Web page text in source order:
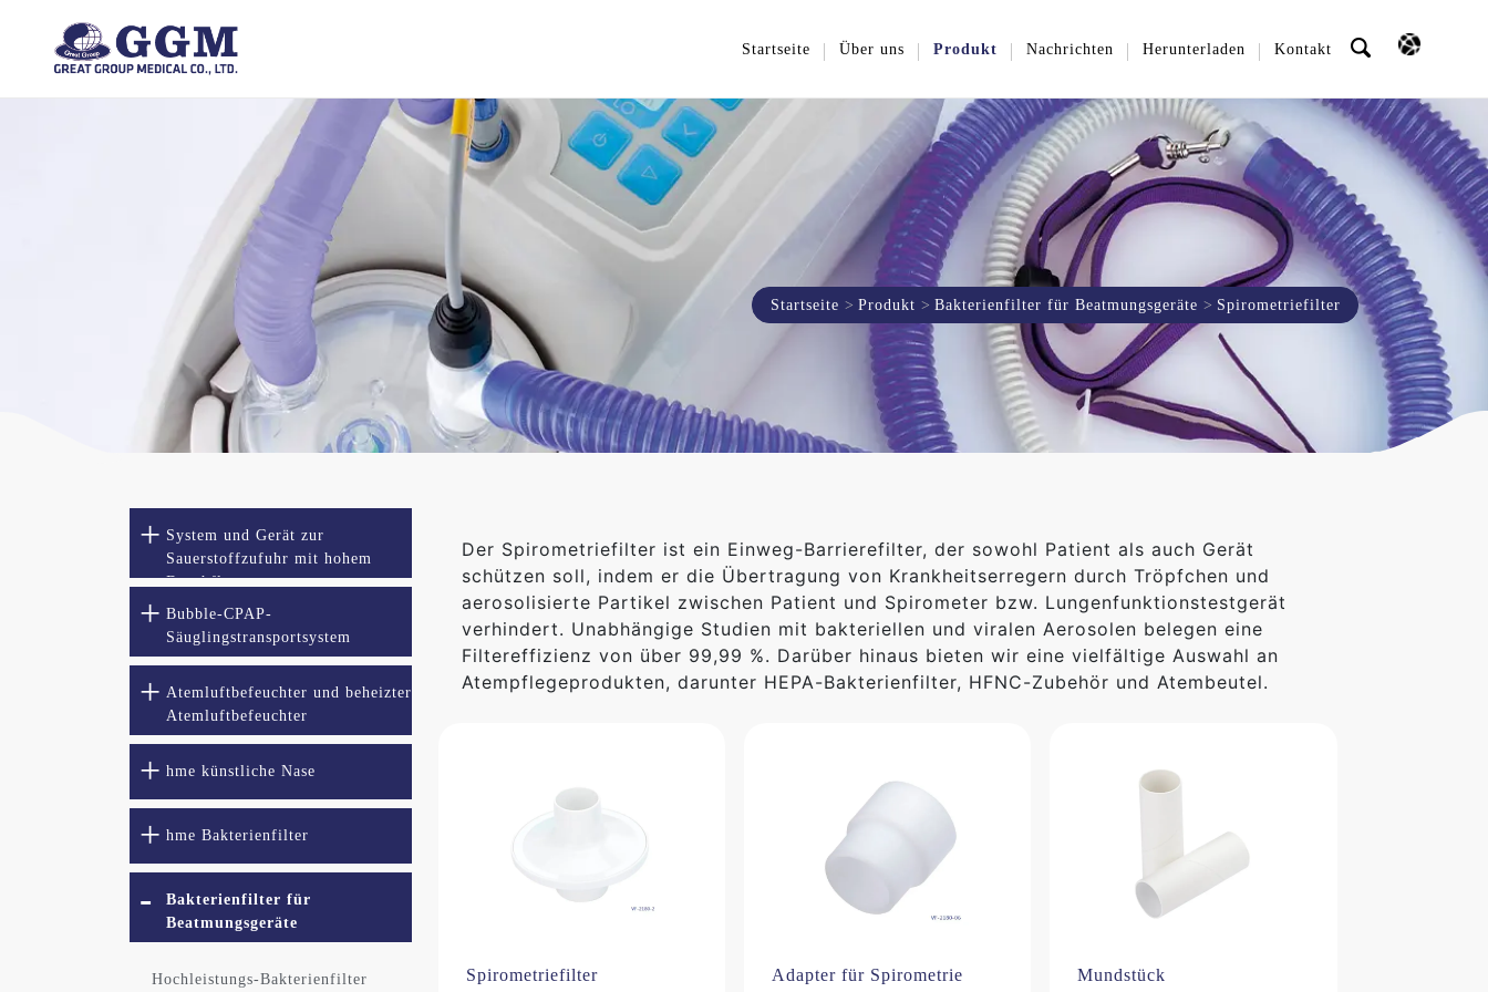
Startseite Über uns Produkt Nachrichten Herunterladen Kontakt
Startseite Produkt Bakterienfilter für Beatmungsgeräte Spirometriefilter
System und Gerät zur
Sauerstoffzufuhr mit hohem
Durchfluss
Bubble-CPAP-
Säuglingstransportsystem
Atemluftbefeuchter und beheizter
Atemluftbefeuchter
hme künstliche Nase
hme Bakterienfilter
Bakterienfilter für
Beatmungsgeräte
Hochleistungs-Bakterienfilter
Der Spirometriefilter ist ein Einweg-Barrierefilter, der sowohl Patient als auch Gerät
schützen soll, indem er die Übertragung von Krankheitserregern durch Tröpfchen und
aerosolisierte Partikel zwischen Patient und Spirometer bzw. Lungenfunktionstestgerät
verhindert. Unabhängige Studien mit bakteriellen und viralen Aerosolen belegen eine
Filtereffizienz von über 99,99 %. Darüber hinaus bieten wir eine vielfältige Auswahl an
Atempflegeprodukten, darunter HEPA-Bakterienfilter, HFNC-Zubehör und Atembeutel.
Spirometriefilter Adapter für Spirometrie Mundstück